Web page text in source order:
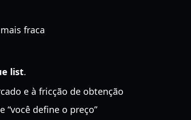
fraca
list.
e à fricção de obtenção
define o preço”